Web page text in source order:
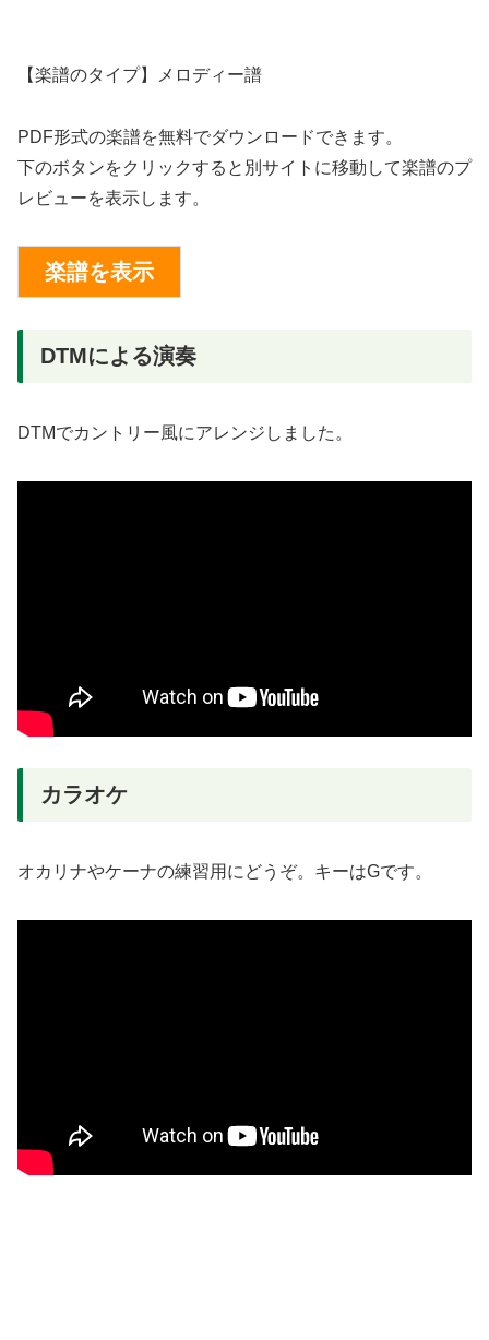
【楽譜のタイプ】メロディー譜
PDF形式の楽譜を無料でダウンロードできます。
下のボタンをクリックすると別サイトに移動して楽譜のプ
レビューを表示します。
DTMによる演奏
DTMでカントリー風にアレンジしました。
カラオケ
オカリナやケーナの練習用にどうぞ。キーはGです。